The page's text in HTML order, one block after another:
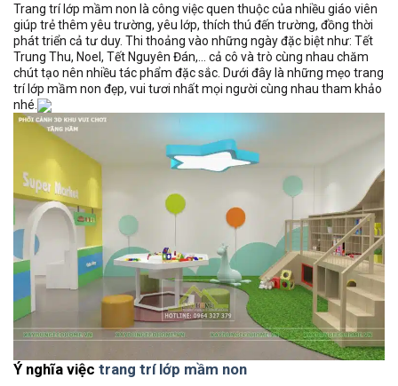
Trang trí lớp mầm non là công việc quen thuộc của nhiều giáo viên
giúp trẻ thêm yêu trường, yêu lớp, thích thú đến trường, đồng thời
phát triển cả tư duy. Thi thoảng vào những ngày đặc biệt như: Tết
Trung Thu, Noel, Tết Nguyên Đán,… cả cô và trò cùng nhau chăm
chút tạo nên nhiều tác phẩm đặc sắc. Dưới đây là những mẹo trang
trí lớp mầm non đẹp, vui tươi nhất mọi người cùng nhau tham khảo
nhé.
Ý nghĩa việc trang trí lớp mầm non